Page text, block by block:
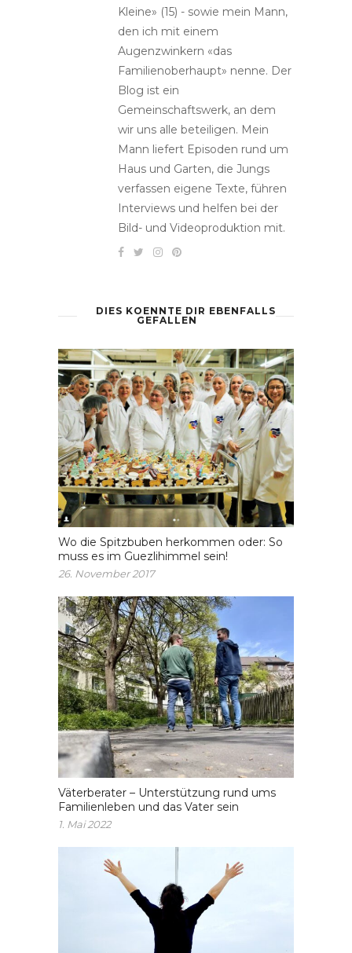
Kleine» (15) - sowie mein Mann,
den ich mit einem
Augenzwinkern «das
Familienoberhaupt» nenne. Der
Blog ist ein
Gemeinschaftswerk, an dem
wir uns alle beteiligen. Mein
Mann liefert Episoden rund um
Haus und Garten, die Jungs
verfassen eigene Texte, führen
Interviews und helfen bei der
Bild- und Videoproduktion mit.
DIES KOENNTE DIR EBENFALLS
GEFALLEN
Wo die Spitzbuben herkommen oder: So
muss es im Guezlihimmel sein!
26. November 2017
Väterberater – Unterstützung rund ums
Familienleben und das Vater sein
1. Mai 2022